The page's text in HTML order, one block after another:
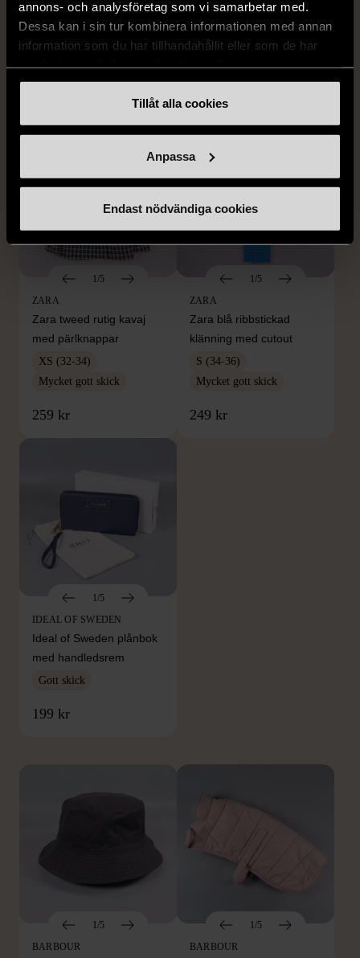
annons- och analysföretag som vi samarbetar med.
Dessa kan i sin tur kombinera informationen med annan
information som du har tillhandahållit eller som de har
Tillåt alla cookies
Anpassa
Endast nödvändiga cookies
clutch handledsväska
med broderi
med ränder
M (38-40) Gott skick
1/5
ZARA
Zara tweed rutig kavaj
med pärlknappar
XS (32-34)
Mycket gott skick
259 kr
1/5
ZARA
Zara blå ribbstickad
klänning med cutout
S (34-36)
Mycket gott skick
249 kr
1/5
IDEAL OF SWEDEN
Ideal of Sweden plånbok
med handledsrem
Gott skick
199 kr
FRÅN SAMMA VARUMÄRKE
1/5
BARBOUR
1/5
BARBOUR